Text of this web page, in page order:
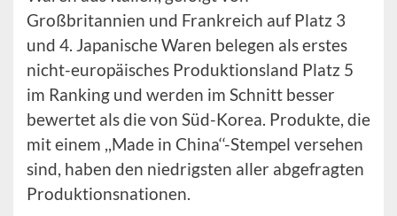
Großbritannien und Frankreich auf Platz 3
und 4. Japanische Waren belegen als erstes
nicht-europäisches Produktionsland Platz 5
im Ranking und werden im Schnitt besser
bewertet als die von Süd-Korea. Produkte, die
mit einem ,,Made in China‘‘-Stempel versehen
sind, haben den niedrigsten aller abgefragten
Produktionsnationen.